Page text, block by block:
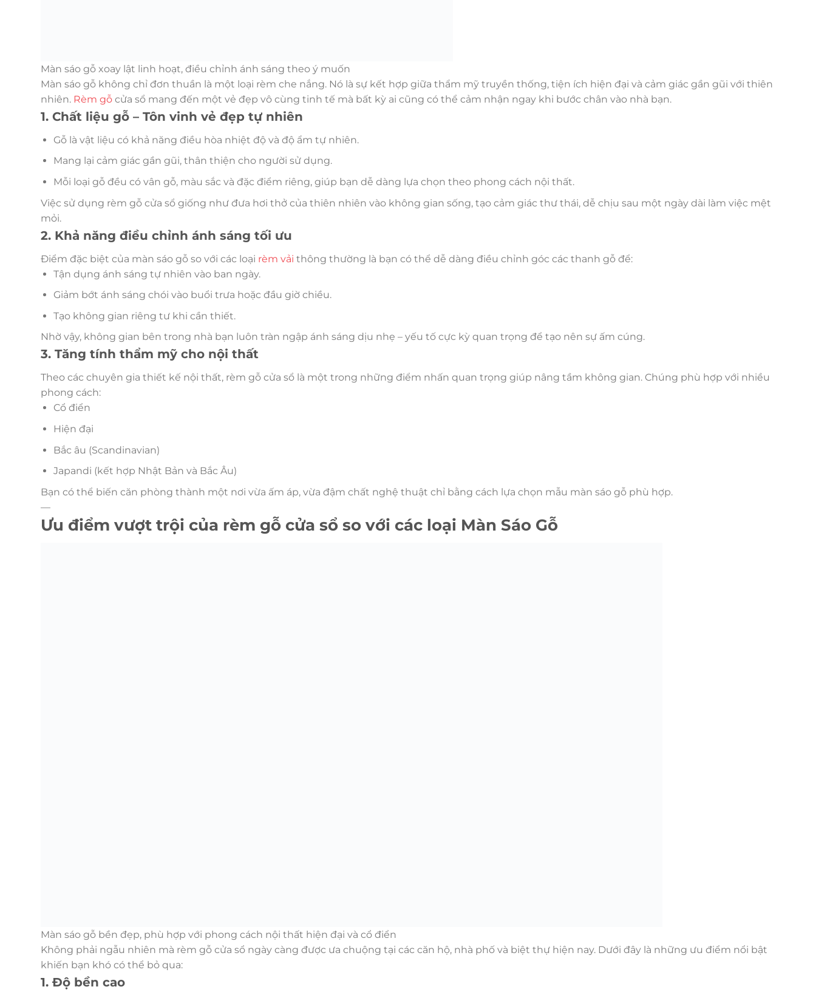
Màn sáo gỗ xoay lật linh hoạt, điều chỉnh ánh sáng theo ý muốn
Màn sáo gỗ không chỉ đơn thuần là một loại rèm che nắng. Nó là sự kết hợp giữa thẩm mỹ truyền thống, tiện ích hiện đại và cảm giác gần gũi với thiên
nhiên. Rèm gỗ cửa sổ mang đến một vẻ đẹp vô cùng tinh tế mà bất kỳ ai cũng có thể cảm nhận ngay khi bước chân vào nhà bạn.
1. Chất liệu gỗ – Tôn vinh vẻ đẹp tự nhiên
Gỗ là vật liệu có khả năng điều hòa nhiệt độ và độ ẩm tự nhiên.
Mang lại cảm giác gần gũi, thân thiện cho người sử dụng.
Mỗi loại gỗ đều có vân gỗ, màu sắc và đặc điểm riêng, giúp bạn dễ dàng lựa chọn theo phong cách nội thất.
Việc sử dụng rèm gỗ cửa sổ giống như đưa hơi thở của thiên nhiên vào không gian sống, tạo cảm giác thư thái, dễ chịu sau một ngày dài làm việc mệt
mỏi.
2. Khả năng điều chỉnh ánh sáng tối ưu
Điểm đặc biệt của màn sáo gỗ so với các loại rèm vải thông thường là bạn có thể dễ dàng điều chỉnh góc các thanh gỗ để:
Tận dụng ánh sáng tự nhiên vào ban ngày.
Giảm bớt ánh sáng chói vào buổi trưa hoặc đầu giờ chiều.
Tạo không gian riêng tư khi cần thiết.
Nhờ vậy, không gian bên trong nhà bạn luôn tràn ngập ánh sáng dịu nhẹ – yếu tố cực kỳ quan trọng để tạo nên sự ấm cúng.
3. Tăng tính thẩm mỹ cho nội thất
Theo các chuyên gia thiết kế nội thất, rèm gỗ cửa sổ là một trong những điểm nhấn quan trọng giúp nâng tầm không gian. Chúng phù hợp với nhiều
phong cách:
Cổ điển
Hiện đại
Bắc âu (Scandinavian)
Japandi (kết hợp Nhật Bản và Bắc Âu)
Bạn có thể biến căn phòng thành một nơi vừa ấm áp, vừa đậm chất nghệ thuật chỉ bằng cách lựa chọn mẫu màn sáo gỗ phù hợp.
—
Ưu điểm vượt trội của rèm gỗ cửa sổ so với các loại Màn Sáo Gỗ
Màn sáo gỗ bền đẹp, phù hợp với phong cách nội thất hiện đại và cổ điển
Không phải ngẫu nhiên mà rèm gỗ cửa sổ ngày càng được ưa chuộng tại các căn hộ, nhà phố và biệt thự hiện nay. Dưới đây là những ưu điểm nổi bật
khiến bạn khó có thể bỏ qua:
1. Độ bền cao